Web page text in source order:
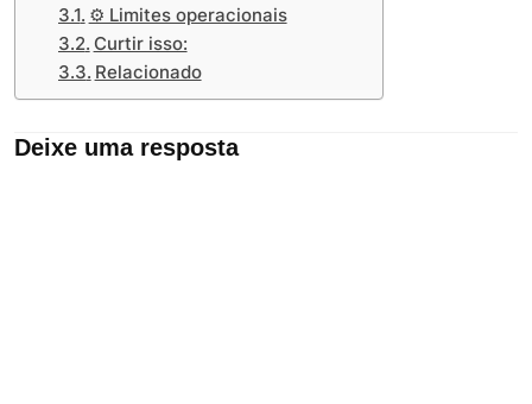
⚙️ Limites operacionais
Curtir isso:
Relacionado
Deixe uma resposta